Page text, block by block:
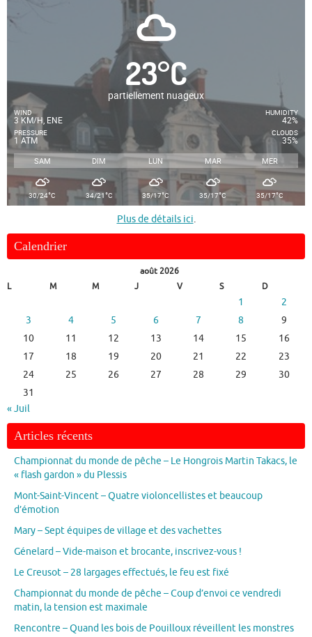
23°C
partiellement nuageux
WIND
3 KM/H, ENE
PRESSURE
1 ATM
HUMIDITY
42%
CLOUDS
35%
SAM DIM LUN MAR MER
30/24°C 34/21°C 35/17°C 35/17°C 35/17°C
Plus de détails ici.
Calendrier
août 2026
L
M M J V S D
1
2
3
4 5 6 7 8
9
10
11 12 13 14 15
16
17
18 19 20 21 22
23
24
25 26 27 28 29
30
31
« Juil
Articles récents
Championnat du monde de pêche – Le Hongrois Martin Takacs, le
« flash gardon » du Plessis
Mont-Saint-Vincent – Quatre violoncellistes et beaucoup
d’émotion
Mary – Sept équipes de village et des vachettes
Génelard – Vide-maison et brocante, inscrivez-vous !
Le Creusot – 28 largages effectués, le feu est fixé
Championnat du monde de pêche – Coup d’envoi ce vendredi
matin, la tension est maximale
Rencontre – Quand les bois de Pouilloux réveillent les monstres